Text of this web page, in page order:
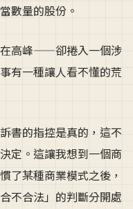
數量的股份。
在高峰——卻捲入一個涉
有一種讓人看不懂的荒
書的指控是真的，這不
定。這讓我想到一個商
了某種商業模式之後，
不合法」的判斷分開處